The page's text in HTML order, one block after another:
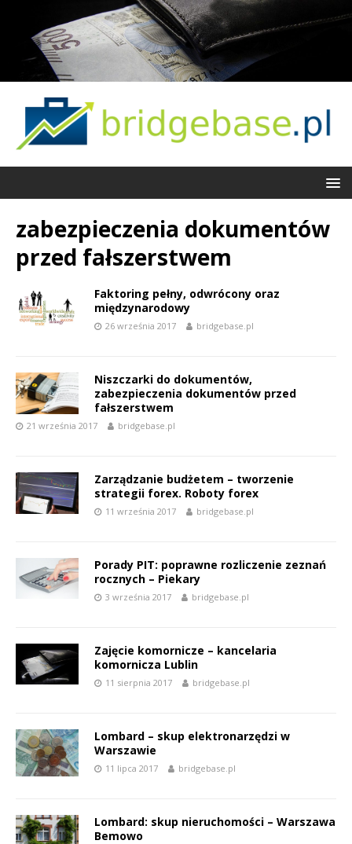
zabezpieczenia dokumentów
przed fałszerstwem
Faktoring pełny, odwrócony oraz
międzynarodowy
26 września 2017 bridgebase.pl
Niszczarki do dokumentów,
zabezpieczenia dokumentów przed
fałszerstwem
21 września 2017 bridgebase.pl
Zarządzanie budżetem – tworzenie
strategii forex. Roboty forex
11 września 2017 bridgebase.pl
Porady PIT: poprawne rozliczenie zeznań
rocznych – Piekary
3 września 2017 bridgebase.pl
Zajęcie komornicze – kancelaria
komornicza Lublin
11 sierpnia 2017 bridgebase.pl
Lombard – skup elektronarzędzi w
Warszawie
11 lipca 2017 bridgebase.pl
Lombard: skup nieruchomości – Warszawa
Bemowo